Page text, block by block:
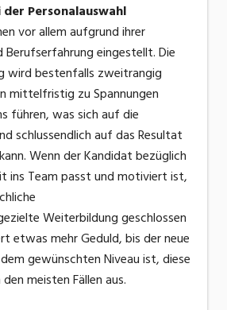
Personalauswahl
vor allem aufgrund ihrer
Berufserfahrung eingestellt. Die
wird bestenfalls zweitrangig
mittelfristig zu Spannungen
führen, was sich auf die
schlussendlich auf das Resultat
Wenn der Kandidat bezüglich
ins Team passt und motiviert ist,
Weiterbildung geschlossen
etwas mehr Geduld, bis der neue
gewünschten Niveau ist, diese
meisten Fällen aus.